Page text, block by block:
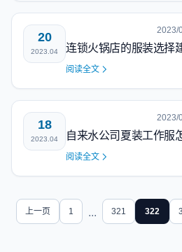
20
2023.04
2023/
连锁火锅店的服装选择
阅读全文
18
2023.04
2023/
自来水公司夏装工作服
阅读全文
上一页 1 ... 321 322